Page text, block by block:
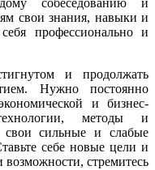
собеседованию и
свои знания, навыки и
профессионально и
и продолжать
Нужно постоянно
и бизнес-
методы и
свои сильные и слабые
себе новые цели и
стремитесь